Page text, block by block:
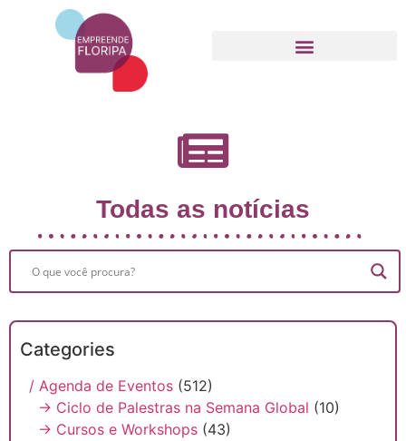
Todas as notícias
Categories
/ Agenda de Eventos (512)
→ Ciclo de Palestras na Semana Global (10)
→ Cursos e Workshops (43)